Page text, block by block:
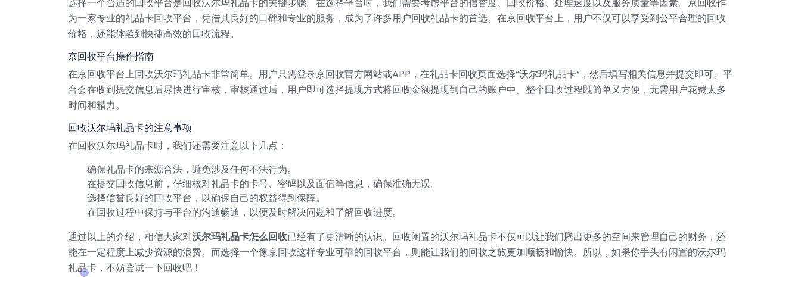
为一家专业的礼品卡回收平台，凭借其良好的口碑和专业的服务，成为了许多用户回收礼品卡的首选。在京回收平台上，用户不仅可以享受到公平合理的回收
价格，还能体验到快捷高效的回收流程。
京回收平台操作指南
在京回收平台上回收沃尔玛礼品卡非常简单。用户只需登录京回收官方网站或APP，在礼品卡回收页面选择“沃尔玛礼品卡”，然后填写相关信息并提交即可。平
台会在收到提交信息后尽快进行审核，审核通过后，用户即可选择提现方式将回收金额提现到自己的账户中。整个回收过程既简单又方便，无需用户花费太多
时间和精力。
回收沃尔玛礼品卡的注意事项
在回收沃尔玛礼品卡时，我们还需要注意以下几点：
确保礼品卡的来源合法，避免涉及任何不法行为。
在提交回收信息前，仔细核对礼品卡的卡号、密码以及面值等信息，确保准确无误。
选择信誉良好的回收平台，以确保自己的权益得到保障。
在回收过程中保持与平台的沟通畅通，以便及时解决问题和了解回收进度。
通过以上的介绍，相信大家对沃尔玛礼品卡怎么回收已经有了更清晰的认识。回收闲置的沃尔玛礼品卡不仅可以让我们腾出更多的空间来管理自己的财务，还
能在一定程度上减少资源的浪费。而选择一个像京回收这样专业可靠的回收平台，则能让我们的回收之旅更加顺畅和愉快。所以，如果你手头有闲置的沃尔玛
礼品卡，不妨尝试一下回收吧！